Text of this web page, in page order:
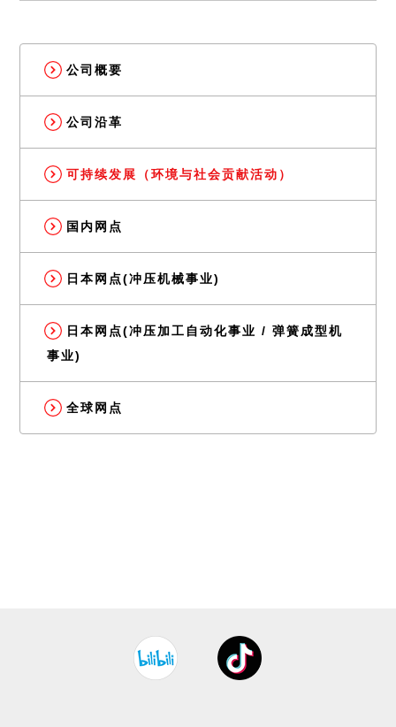
公司概要
公司沿革
可持续发展（环境与社会贡献活动）
国内网点
日本网点(冲压机械事业)
日本网点(冲压加工自动化事业 / 弹簧成型机
事业)
全球网点